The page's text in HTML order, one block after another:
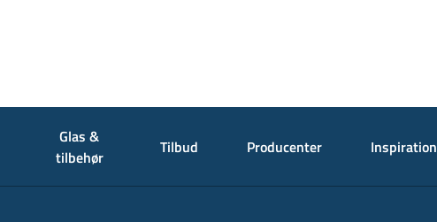
Glas &
tilbehør
Tilbud Producenter Inspiration